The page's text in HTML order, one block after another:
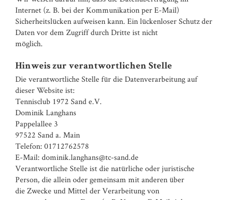
Internet (z. B. bei der Kommunikation per E-Mail)
Sicherheitslücken aufweisen kann. Ein lückenloser Schutz der
Daten vor dem Zugriff durch Dritte ist nicht
möglich.
Hinweis zur verantwortlichen Stelle
Die verantwortliche Stelle für die Datenverarbeitung auf
dieser Website ist:
Tennisclub 1972 Sand e.V.
Dominik Langhans
Pappelallee 3
97522 Sand a. Main
Telefon: 01712762578
E-Mail: dominik.langhans@tc-sand.de
Verantwortliche Stelle ist die natürliche oder juristische
Person, die allein oder gemeinsam mit anderen über
die Zwecke und Mittel der Verarbeitung von